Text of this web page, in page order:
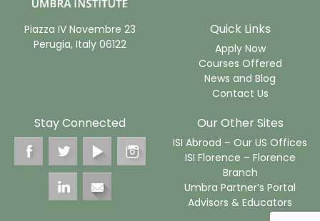
Piazza IV Novembre 23
Perugia, Italy 06122
Quick Links
Apply Now
Courses Offered
News and Blog
Contact Us
Stay Connected Our Other Sites
ISI Abroad – Our US Offices
ISI Florence – Florence
Branch
Umbra Partner’s Portal
Advisors & Educators